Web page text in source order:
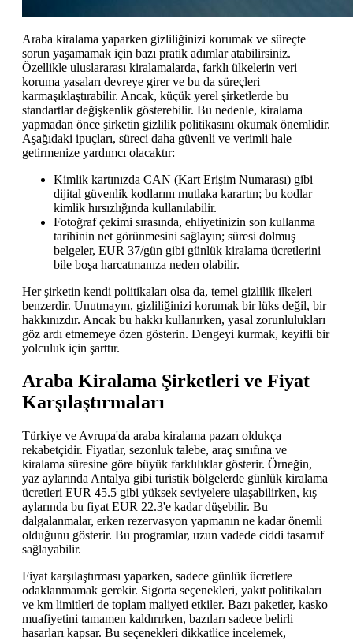
Araba kiralama yaparken gizliliğinizi korumak ve süreçte
sorun yaşamamak için bazı pratik adımlar atabilirsiniz.
Özellikle uluslararası kiralamalarda, farklı ülkelerin veri
koruma yasaları devreye girer ve bu da süreçleri
karmaşıklaştırabilir. Ancak, küçük yerel şirketlerde bu
standartlar değişkenlik gösterebilir. Bu nedenle, kiralama
yapmadan önce şirketin gizlilik politikasını okumak önemlidir.
Aşağıdaki ipuçları, süreci daha güvenli ve verimli hale
getirmenize yardımcı olacaktır:
Kimlik kartınızda CAN (Kart Erişim Numarası) gibi
dijital güvenlik kodlarını mutlaka karartın; bu kodlar
kimlik hırsızlığında kullanılabilir.
Fotoğraf çekimi sırasında, ehliyetinizin son kullanma
tarihinin net görünmesini sağlayın; süresi dolmuş
belgeler, EUR 37/gün gibi günlük kiralama ücretlerini
bile boşa harcatmanıza neden olabilir.
Her şirketin kendi politikaları olsa da, temel gizlilik ilkeleri
benzerdir. Unutmayın, gizliliğinizi korumak bir lüks değil, bir
hakkınızdır. Ancak bu hakkı kullanırken, yasal zorunlulukları
göz ardı etmemeye özen gösterin. Dengeyi kurmak, keyifli bir
yolculuk için şarttır.
Araba Kiralama Şirketleri ve Fiyat
Karşılaştırmaları
Türkiye ve Avrupa'da araba kiralama pazarı oldukça
rekabetçidir. Fiyatlar, sezonluk talebe, araç sınıfına ve
kiralama süresine göre büyük farklılıklar gösterir. Örneğin,
yaz aylarında Antalya gibi turistik bölgelerde günlük kiralama
ücretleri EUR 45.5 gibi yüksek seviyelere ulaşabilirken, kış
aylarında bu fiyat EUR 22.3'e kadar düşebilir. Bu
dalgalanmalar, erken rezervasyon yapmanın ne kadar önemli
olduğunu gösterir. Bu programlar, uzun vadede ciddi tasarruf
sağlayabilir.
Fiyat karşılaştırması yaparken, sadece günlük ücretlere
odaklanmamak gerekir. Sigorta seçenekleri, yakıt politikaları
ve km limitleri de toplam maliyeti etkiler. Bazı paketler, kasko
muafiyetini tamamen kaldırırken, bazıları sadece belirli
hasarları kapsar. Bu seçenekleri dikkatlice incelemek,